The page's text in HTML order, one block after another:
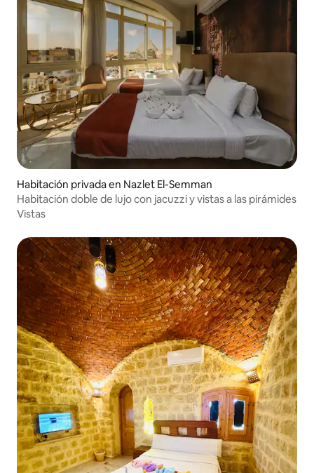
Habitación privada en Nazlet El-Semman
Habitación doble de lujo con jacuzzi y vistas a las pirámides
Vistas